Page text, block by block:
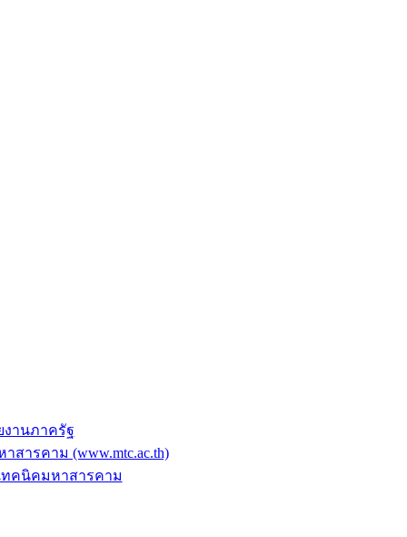
งานภาครัฐ
ารคาม (www.mtc.ac.th)
ทคนิคมหาสารคาม